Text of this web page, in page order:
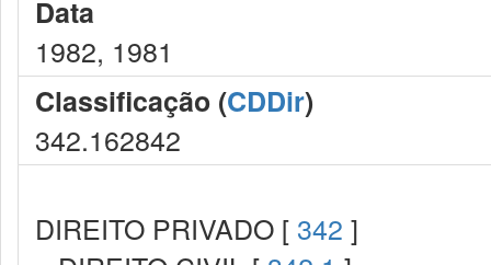
Data
1982, 1981
Classificação (CDDir)
342.162842
DIREITO PRIVADO [ 342 ]